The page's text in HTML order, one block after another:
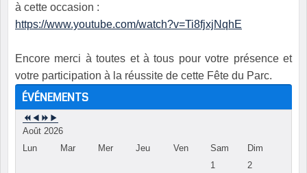
à cette occasion :
https://www.youtube.com/watch?v=Ti8fjxjNqhE
Encore merci à toutes et à tous pour votre présence et
votre participation à la réussite de cette Fête du Parc.
ÉVÉNEMENTS
Août 2026
Lun
Mar Mer Jeu Ven Sam
Dim
1
2